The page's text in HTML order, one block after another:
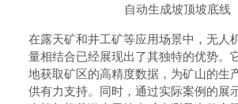
自动生成坡顶坡底线
在露天矿和井工矿等应用场景中，无人
量相结合已经展现出了其独特的优势。
地获取矿区的高精度数据，为矿山的生
供有力支持。同时，通过实际案例的展